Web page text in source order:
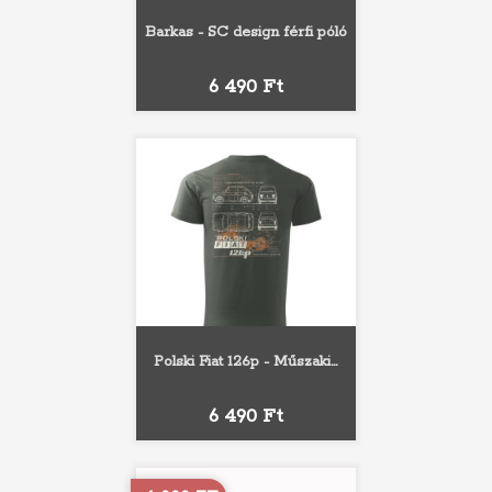
Barkas - SC design férfi póló
Ár
6 490 Ft
Polski Fiat 126p - Műszaki...
Ár
6 490 Ft